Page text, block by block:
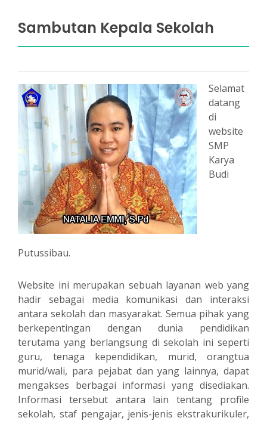
Sambutan Kepala Sekolah
Selamat
datang
di
website
SMP
Karya
Budi
Putussibau.
Website ini merupakan sebuah layanan web yang
hadir sebagai media komunikasi dan interaksi
antara sekolah dan masyarakat. Semua pihak yang
berkepentingan dengan dunia pendidikan
terutama yang berlangsung di sekolah ini seperti
guru, tenaga kependidikan, murid, orangtua
murid/wali, para pejabat dan yang lainnya, dapat
mengakses berbagai informasi yang disediakan.
Informasi tersebut antara lain tentang profile
sekolah, staf pengajar, jenis-jenis ekstrakurikuler,